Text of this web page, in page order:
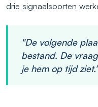
drie signaalsoorten
"De volgende
bestand. De
je hem op tijd ziet."